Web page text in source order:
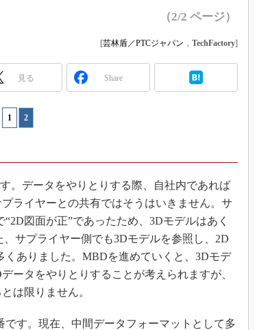
（2/2 ページ）
[芸林盾／PTCジャパン ， TechFactory]
見る Share
1 2
。データをやりとりする際、自社内であれば
ライヤーとの共有ではそうはいきません。サ
図面が正”であったため、3Dモデルはあく
サプライヤー側でも3Dモデルを参照し、2D
ありました。MBDを進めていくと、3Dモデ
ータをやりとりすることが考えられますが、
は限りません。
す。現在、中間データフォーマットとして多